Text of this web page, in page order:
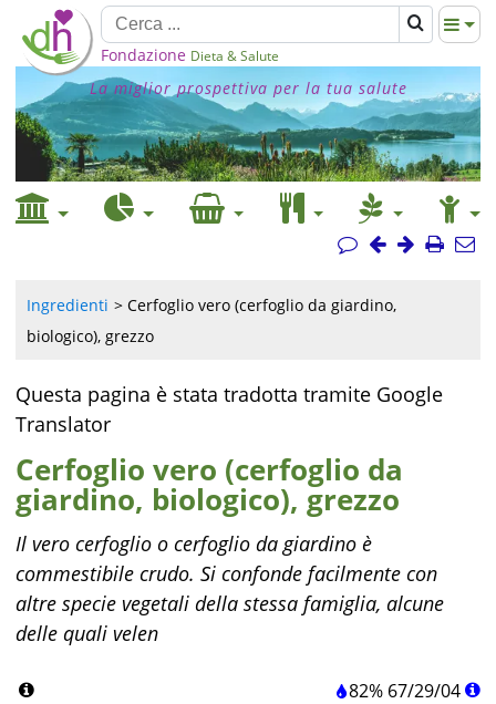
Fondazione Dieta & Salute
La miglior prospettiva per la tua salute
Ingredienti
Cerfoglio vero (cerfoglio da giardino,
biologico), grezzo
Questa pagina è stata tradotta tramite Google
Translator
Cerfoglio vero (cerfoglio da
giardino, biologico), grezzo
Il vero cerfoglio o cerfoglio da giardino è
commestibile crudo. Si confonde facilmente con
altre specie vegetali della stessa famiglia, alcune
delle quali velen
82% 67/29/04